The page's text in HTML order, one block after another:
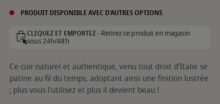
PRODUIT DISPONIBLE AVEC D'AUTRES OPTIONS
CLIQUEZ ET EMPORTEZ -Retirez ce produit en magasin
sous 24h/48h
Ce cuir naturel et authentique, venu tout droit d'Italie se
patine au fil du temps, adoptant ainsi une finition lustrée
; plus vous l'utilisez et plus il devient beau !